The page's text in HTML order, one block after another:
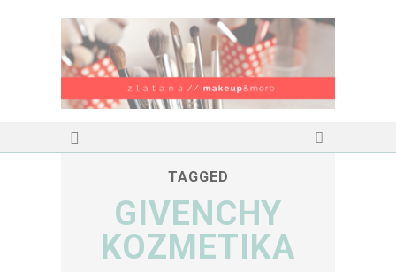
TAGGED
GIVENCHY
KOZMETIKA